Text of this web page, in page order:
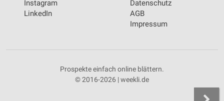
Instagram
LinkedIn
Datenschutz
AGB
Impressum
Prospekte einfach online blättern.
© 2016-2026 | weekli.de